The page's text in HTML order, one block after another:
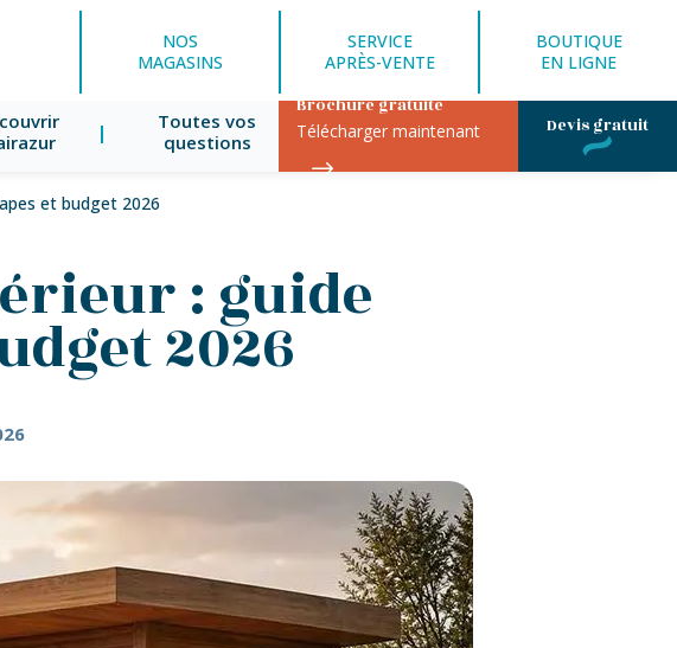
NOS
MAGASINS
SERVICE
APRÈS-VENTE
BOUTIQUE
EN LIGNE
Toutes vos
questions
Brochure gratuite
Télécharger maintenant Devis gratuit
et budget 2026
: guide
2026